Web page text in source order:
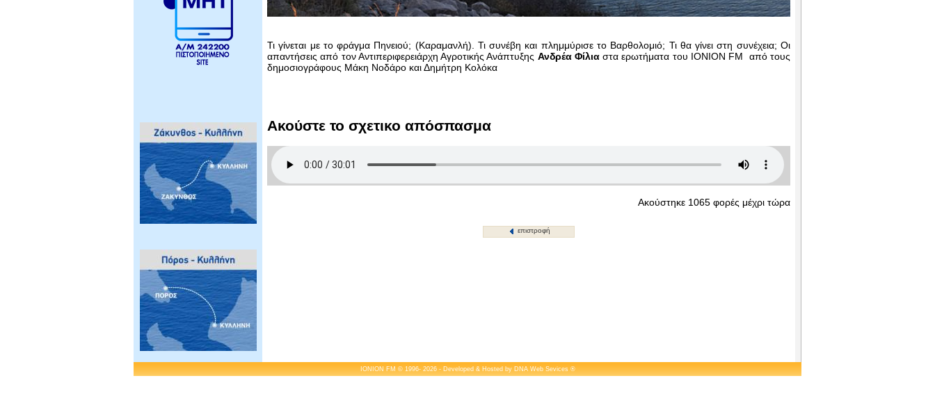
Τι γίνεται με το φράγμα Πηνειού; (Καραμανλή). Τι συνέβη και πλημμύρισε το Βαρθολομιό; Τι θα γίνει στη συνέχεια; Οι
απαντήσεις από τον Αντιπεριφερειάρχη Αγροτικής Ανάπτυξης Ανδρέα Φίλιαστα ερωτήματα του IONION FM από τους
δημοσιογράφους Μάκη Νοδάρο και Δημήτρη Κολόκα
Ακούστε το σχετικο απόσπασμα
Ακούστηκε 1065 φορές μέχρι τώρα
επιστροφή
IONION FM © 1996- 2026 - Developed & Hosted by DNA Web Sevices®